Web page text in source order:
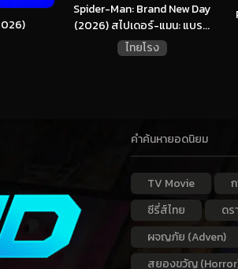
Spider-Man: Brand New Day
(2026) สไปเดอร์-แมน: แบร...
ไทยโรง
คำค้นหายอดนิยม
TV Movie
ซีรี่ส์ไทย
ดร
ผจญภัย (Adven)
สยองขวัญ